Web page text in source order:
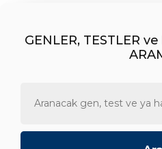
GENLER, TESTLER